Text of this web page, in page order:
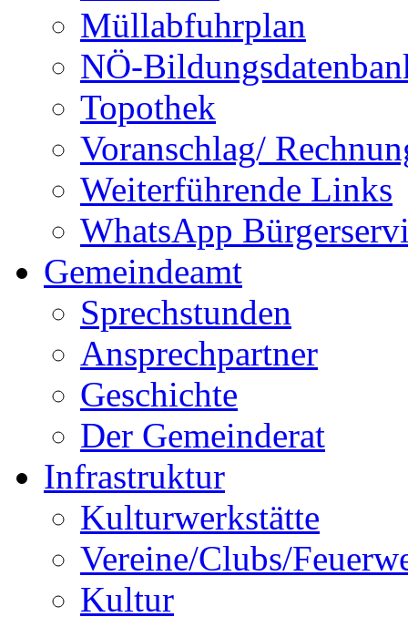
Müllabfuhrplan
NÖ-
Topothek
Voranschlag/
Weiterführende Links
WhatsApp
Gemeindeamt
Sprechstunden
Ansprechpartner
Geschichte
Der Gemeinderat
Infrastruktur
Kulturwerkstätte
Vereine/Clubs/
Kultur